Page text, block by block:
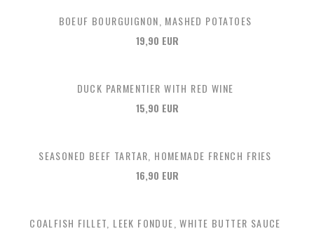
BOEUF BOURGUIGNON, MASHED POTATOES
19,90 EUR
DUCK PARMENTIER WITH RED WINE
15,90 EUR
SEASONED BEEF TARTAR, HOMEMADE FRENCH FRIES
16,90 EUR
COALFISH FILLET, LEEK FONDUE, WHITE BUTTER SAUCE